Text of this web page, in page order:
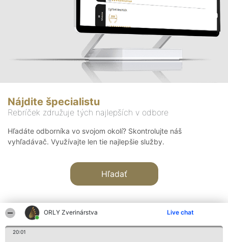
ORLY Zverinárstva Live chat
20:01
Nájdite špecialistu
Rebríček združuje tých najlepších v odbore
Hľadáte odborníka vo svojom okolí? Skontrolujte náš
vyhľadávač. Využívajte len tie najlepšie služby.
Hľadať